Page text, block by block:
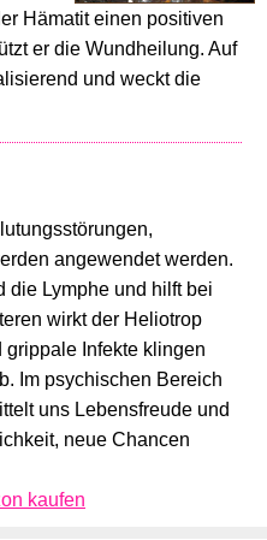
Hämatit einen positiven
er die Wundheilung. Auf
und weckt die
angewendet werden.
die Lymphe und hilft bei
wirkt der Heliotrop
Infekte klingen
Im psychischen Bereich
uns Lebensfreude und
neue Chancen
kaufen